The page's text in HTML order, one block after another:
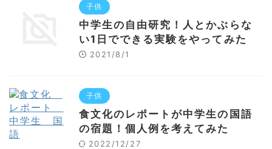
子供
中学生の自由研究！人とかぶらな
い1日でできる実験をやってみた
2021/8/1
子供
食文化のレポートが中学生の国語
の宿題！個人例を考えてみた
2022/12/27